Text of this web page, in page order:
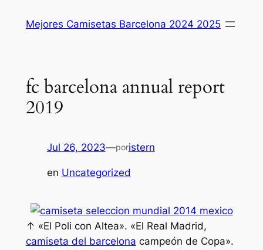
Mejores Camisetas Barcelona 2024 2025
fc barcelona annual report
2019
Jul 26, 2023—poristern
en Uncategorized
↑ «El Poli con Altea». «El Real Madrid,
camiseta del barcelona campeón de Copa».